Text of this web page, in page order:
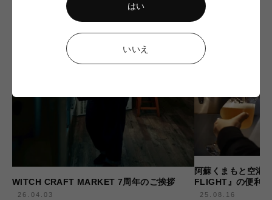
26.04.03
WITCH CRAFT MARKET 7周年のご挨拶
25.08.16
阿蘇くまもと空港
FLIGHT』の便利
はい
いいえ